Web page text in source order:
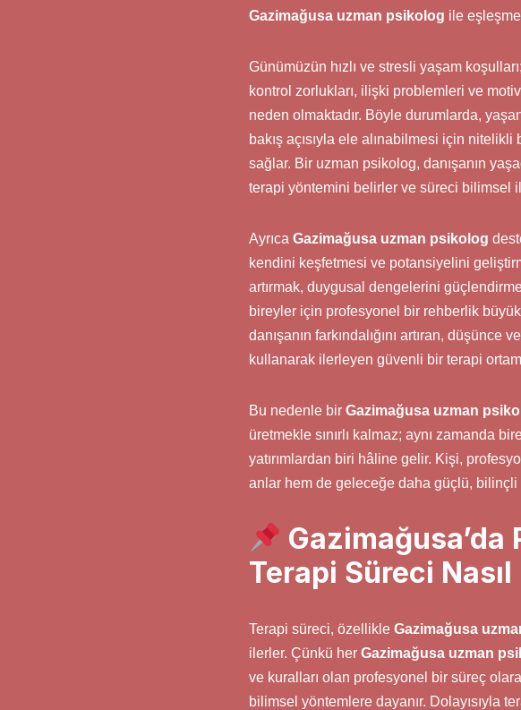
Gazimağusa uzman psikolog ile
Günümüzün hızlı ve stresli yaşam
kontrol zorlukları, ilişki problemleri ve
neden olmaktadır. Böyle durumlarda,
bakış açısıyla ele alınabilmesi için nitelikli
sağlar. Bir uzman psikolog, danışanın
terapi yöntemini belirler ve süreci bilimsel
Ayrıca Gazimağusa uzman psikolog
kendini keşfetmesi ve potansiyelini
artırmak, duygusal dengelerini
bireyler için profesyonel bir rehberlik
danışanın farkındalığını artıran,
kullanarak ilerleyen güvenli bir terapi
Bu nedenle bir Gazimağusa uzman
üretmekle sınırlı kalmaz; aynı zamanda
yatırımlardan biri hâline gelir. Kişi,
anlar hem de geleceğe daha güçlü, bilinçli
Gazimağusa’da
Terapi Süreci Nasıl
Terapi süreci, özellikle Gazimağusa
ilerler. Çünkü her Gazimağusa uzman
ve kuralları olan profesyonel bir süreç
bilimsel yöntemlere dayanır. Dolayısıyla